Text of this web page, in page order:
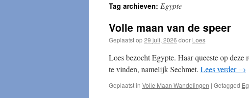
Tag archieven: Egypte
Volle maan van de speer
Geplaatst op29 juli, 2026 door Loes
Loes bezocht Egypte. Haar queeste op
te vinden, namelijk Sechmet. Lees verder→
Geplaatst in Volle Maan Wandelingen | Getagged